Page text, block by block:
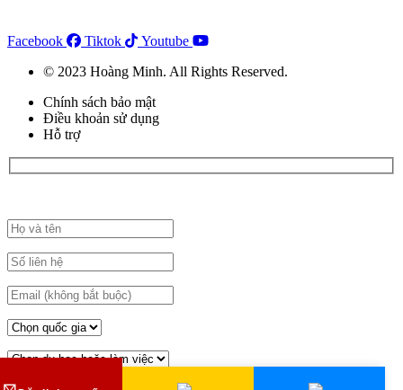
Facebook Tiktok
Youtube
© 2023 Hoàng Minh. All Rights Reserved.
Chính sách bảo mật
Điều khoản sử dụng
Hỗ trợ